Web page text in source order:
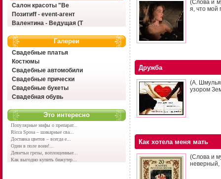
Салон красоты "Ве
Позитиff - event-агент
Валентина - Ведущая (Т
Галереи
Свадебные платья
Костюмы
Свадебные автомобили
Свадебные прически
Свадебные букеты
Свадебная обувь
Это интересно
Популярные мифы о препарат...
Ricca Sposa – шикарные сва...
Доставка цветов – всегда е...
Один в поле воин!...
Девичьи грезы, воплощенные...
Как выгодно купить бижутер...
(Слова и
я, что мой
Дружба
(А.
узором
Как хотела меня мать
(Слова и
неверный,